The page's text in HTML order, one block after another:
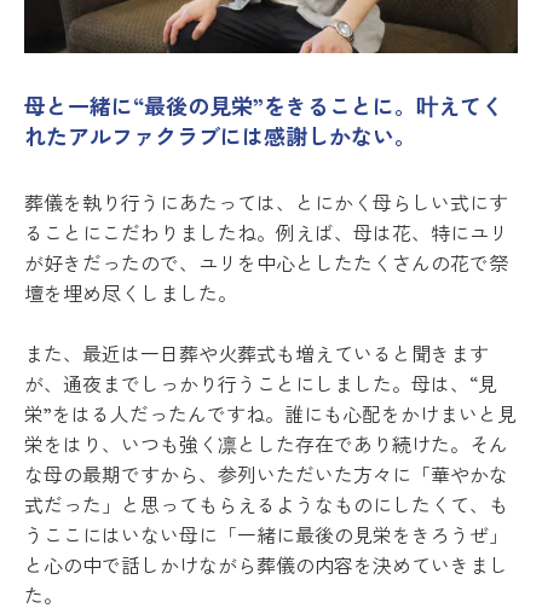
母と一緒に“最後の見栄”をきることに。叶えてく
れたアルファクラブには感謝しかない。
葬儀を執り行うにあたっては、とにかく母らしい式にす
ることにこだわりましたね。例えば、母は花、特にユリ
が好きだったので、ユリを中心としたたくさんの花で祭
壇を埋め尽くしました。
また、最近は一日葬や火葬式も増えていると聞きます
が、通夜までしっかり行うことにしました。母は、“見
栄”をはる人だったんですね。誰にも心配をかけまいと見
栄をはり、いつも強く凛とした存在であり続けた。そん
な母の最期ですから、参列いただいた方々に「華やかな
式だった」と思ってもらえるようなものにしたくて、も
うここにはいない母に「一緒に最後の見栄をきろうぜ」
と心の中で話しかけながら葬儀の内容を決めていきまし
た。